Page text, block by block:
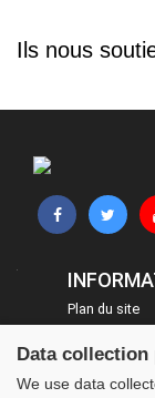
Ils nous
Plan du site
Mentions
Data collection
We use data